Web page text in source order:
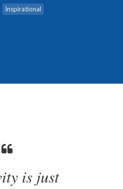
Inspirational
is just